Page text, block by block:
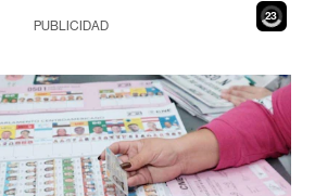
21
PUBLICIDAD